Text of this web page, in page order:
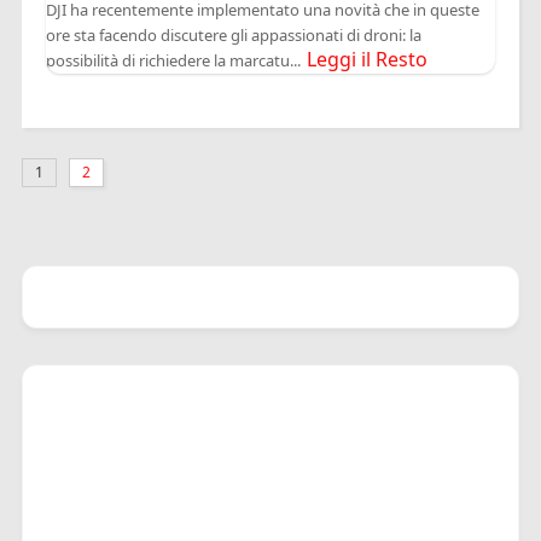
DJI ha recentemente implementato una novità che in queste
ore sta facendo discutere gli appassionati di droni: la
possibilità di richiedere la marcatu... Leggi il Resto
1 2